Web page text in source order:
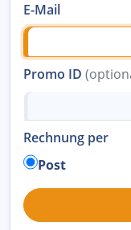
E-Mail
Promo ID
Rechnung per
Post